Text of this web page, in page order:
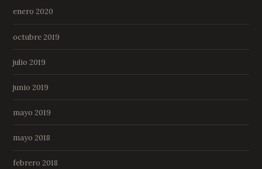
enero 2020
octubre 2019
julio 2019
junio 2019
mayo 2019
mayo 2018
febrero 2018